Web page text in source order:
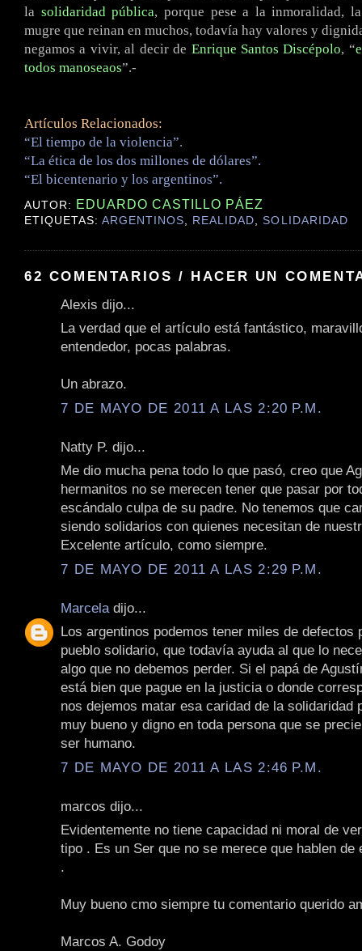
la solidaridad pública, porque pese a la inmoralidad,
mugre que reinan en muchos, todavía hay valores y
negamos a vivir, al decir de Enrique Santos Discépolo, “
todos manoseaos”.-
Artículos Relacionados:
“El tiempo de la violencia”.
“La ética de los dos millones de dólares”.
“El bicentenario y los argentinos”.
AUTOR: EDUARDO CASTILLO PÁEZ
ETIQUETAS:ARGENTINOS, REALIDAD,SOLIDARIDAD
62 COMENTARIOS / HACER UN
Alexis dijo...
La verdad que el artículo está fantástico,
entendedor, pocas palabras.
Un abrazo.
7 DE MAYO DE 2011 A LAS 2:20 P.M.
Natty P. dijo...
Me dio mucha pena todo lo que pasó, creo que
hermanitos no se merecen tener que pasar por
escándalo culpa de su padre. No tenemos que
siendo solidarios con quienes necesitan de
Excelente artículo, como siempre.
7 DE MAYO DE 2011 A LAS 2:29 P.M.
Marcela dijo...
Los argentinos podemos tener miles de defectos
pueblo solidario, que todavía ayuda al que lo
algo que no debemos perder. Si el papá de
está bien que pague en la justicia o donde
nos dejemos matar esa caridad de la solidaridad
muy bueno y digno en toda persona que se
ser humano.
7 DE MAYO DE 2011 A LAS 2:46 P.M.
marcos dijo...
Evidentemente no tiene capacidad ni moral de
tipo . Es un Ser que no se merece que hablen de
.
Muy bueno cmo siempre tu comentario querido
Marcos A. Godoy